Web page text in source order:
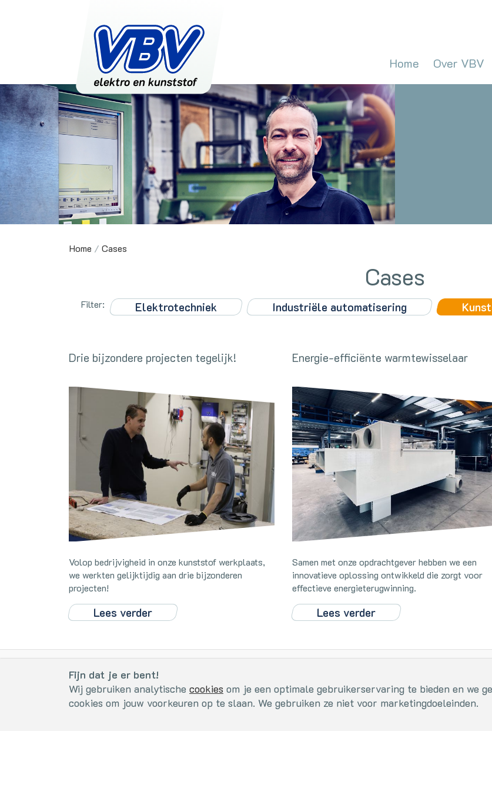
Fijn dat je er bent!
Wij gebruiken analytische cookies om je een optimale gebruikerservaring te bieden en we
cookies om jouw voorkeuren op te slaan. We gebruiken ze niet voor marketingdoeleinden.
Home Over VBV
Home / Cases
Cases
Filter: Elektrotechniek Industriële automatisering
Drie bijzondere projecten tegelijk!
Volop bedrijvigheid in onze kunststof werkplaats,
we werkten gelijktijdig aan drie bijzonderen
projecten!
Lees verder
Energie-efficiënte warmtewisselaar
Samen met onze opdrachtgever hebben we een
innovatieve oplossing ontwikkeld die zorgt voor
effectieve energieterugwinning.
Lees verder
VBV elektro en kunststof
+31 (0)413 - 273559
Fijn dat je er bent!
Wij gebruiken analytischecookies. om je een optimale gebruikerservaring te bieden en we gebruiken functionele cookies om jouw
We gebruiken ze niet voor marketingdoeleinden.